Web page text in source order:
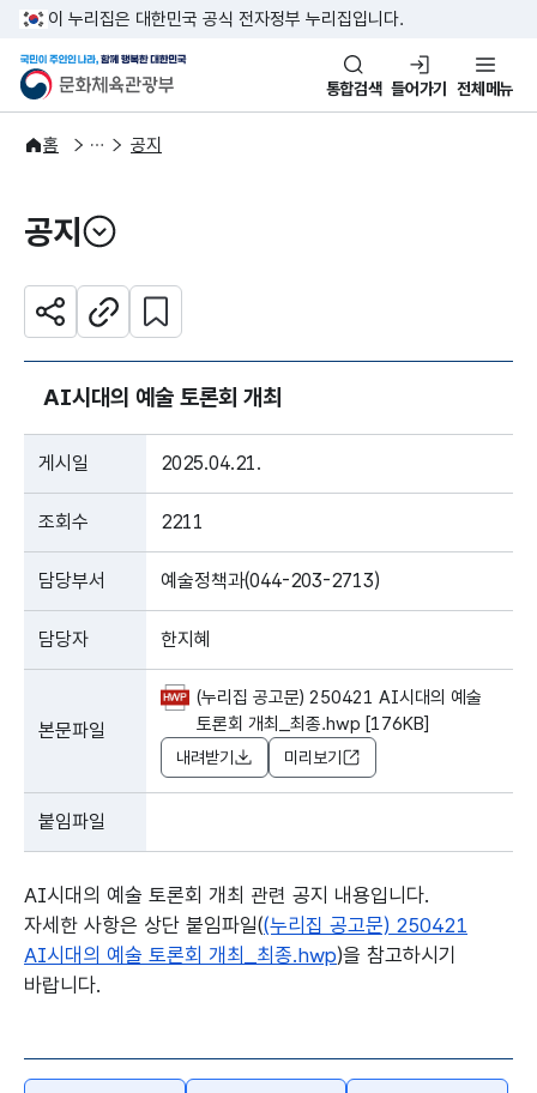
본문 바로가기
주메뉴 바로가기
이 누리집은 대한민국 공식 전자정부 누리집입니다.
문화체육관광부
국민이 주인인 나라, 함께 행복
통합검색 들어가기 전체메뉴
홈
알림·소식
알림 공지
공지
열기
공유하기주소복사
관심 콘텐츠 설정하기
AI시대의 예술 토론회 개최
게시일 2025.04.21.
조회수 2211
담당부서 예술정책과(044-203-2713)
담당자 한지혜
본문파일
(누리집 공고문) 250421 AI시대의 예술
토론회 개최_최종.hwp [176KB]
내려받기 미리보기
붙임파일
AI시대의 예술 토론회 개최 관련 공지 내용입니다.
자세한 사항은 상단 붙임파일((누리집 공고문) 250421
AI시대의 예술 토론회 개최_최종.hwp)을 참고하시기
바랍니다.